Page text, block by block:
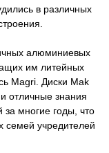
в различных
алюминиевых
им литейных
Magri. Диски Mak
отличные знания
многие годы, что
семей учредителей